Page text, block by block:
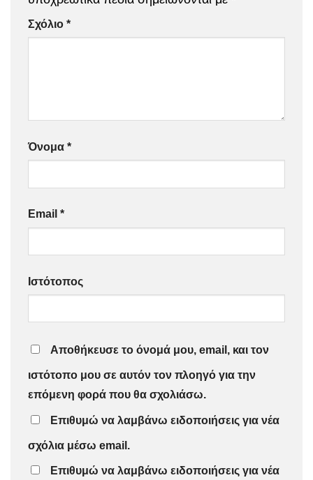
Σχόλιο *
Όνομα *
Email *
Ιστότοπος
Αποθήκευσε το όνομά μου, email, και τον
ιστότοπο μου σε αυτόν τον πλοηγό για την
επόμενη φορά που θα σχολιάσω.
Επιθυμώ να λαμβάνω ειδοποιήσεις για νέα
σχόλια μέσω email.
Επιθυμώ να λαμβάνω ειδοποιήσεις για νέα